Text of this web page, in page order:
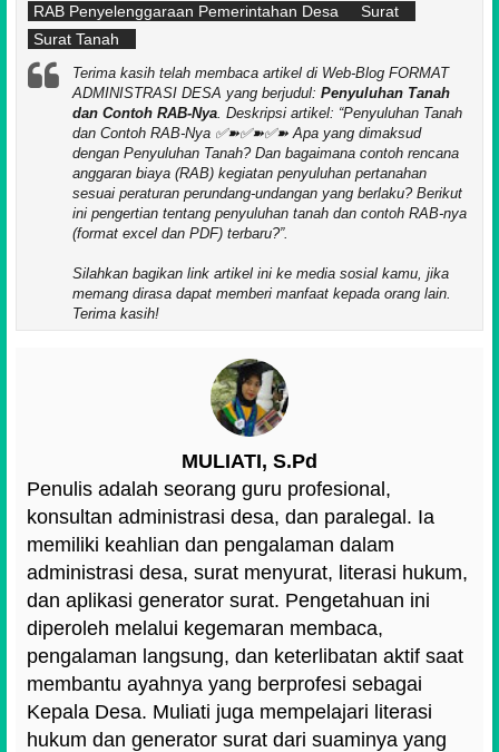
RAB Penyelenggaraan Pemerintahan Desa
Surat
Surat Tanah
Terima kasih telah membaca artikel di Web-Blog FORMAT
ADMINISTRASI DESA yang berjudul: Penyuluhan Tanah
dan Contoh RAB-Nya . Deskripsi artikel: Penyuluhan Tanah
dan Contoh RAB-Nya ✅➽✅➽✅➽ Apa yang dimaksud
dengan Penyuluhan Tanah? Dan bagaimana contoh rencana
anggaran biaya (RAB) kegiatan penyuluhan pertanahan
sesuai peraturan perundang-undangan yang berlaku? Berikut
ini pengertian tentang penyuluhan tanah dan contoh RAB-nya
(format excel dan PDF) terbaru? .
Silahkan bagikan link artikel ini ke media sosial kamu, jika
memang dirasa dapat memberi manfaat kepada orang lain.
Terima kasih!
MULIATI, S.Pd
Penulis adalah seorang guru profesional,
konsultan administrasi desa, dan paralegal. Ia
memiliki keahlian dan pengalaman dalam
administrasi desa, surat menyurat, literasi hukum,
dan aplikasi generator surat. Pengetahuan ini
diperoleh melalui kegemaran membaca,
pengalaman langsung, dan keterlibatan aktif saat
membantu ayahnya yang berprofesi sebagai
Kepala Desa. Muliati juga mempelajari literasi
hukum dan generator surat dari suaminya yang